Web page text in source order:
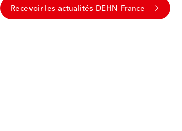
Recevoir les actualités DEHN France